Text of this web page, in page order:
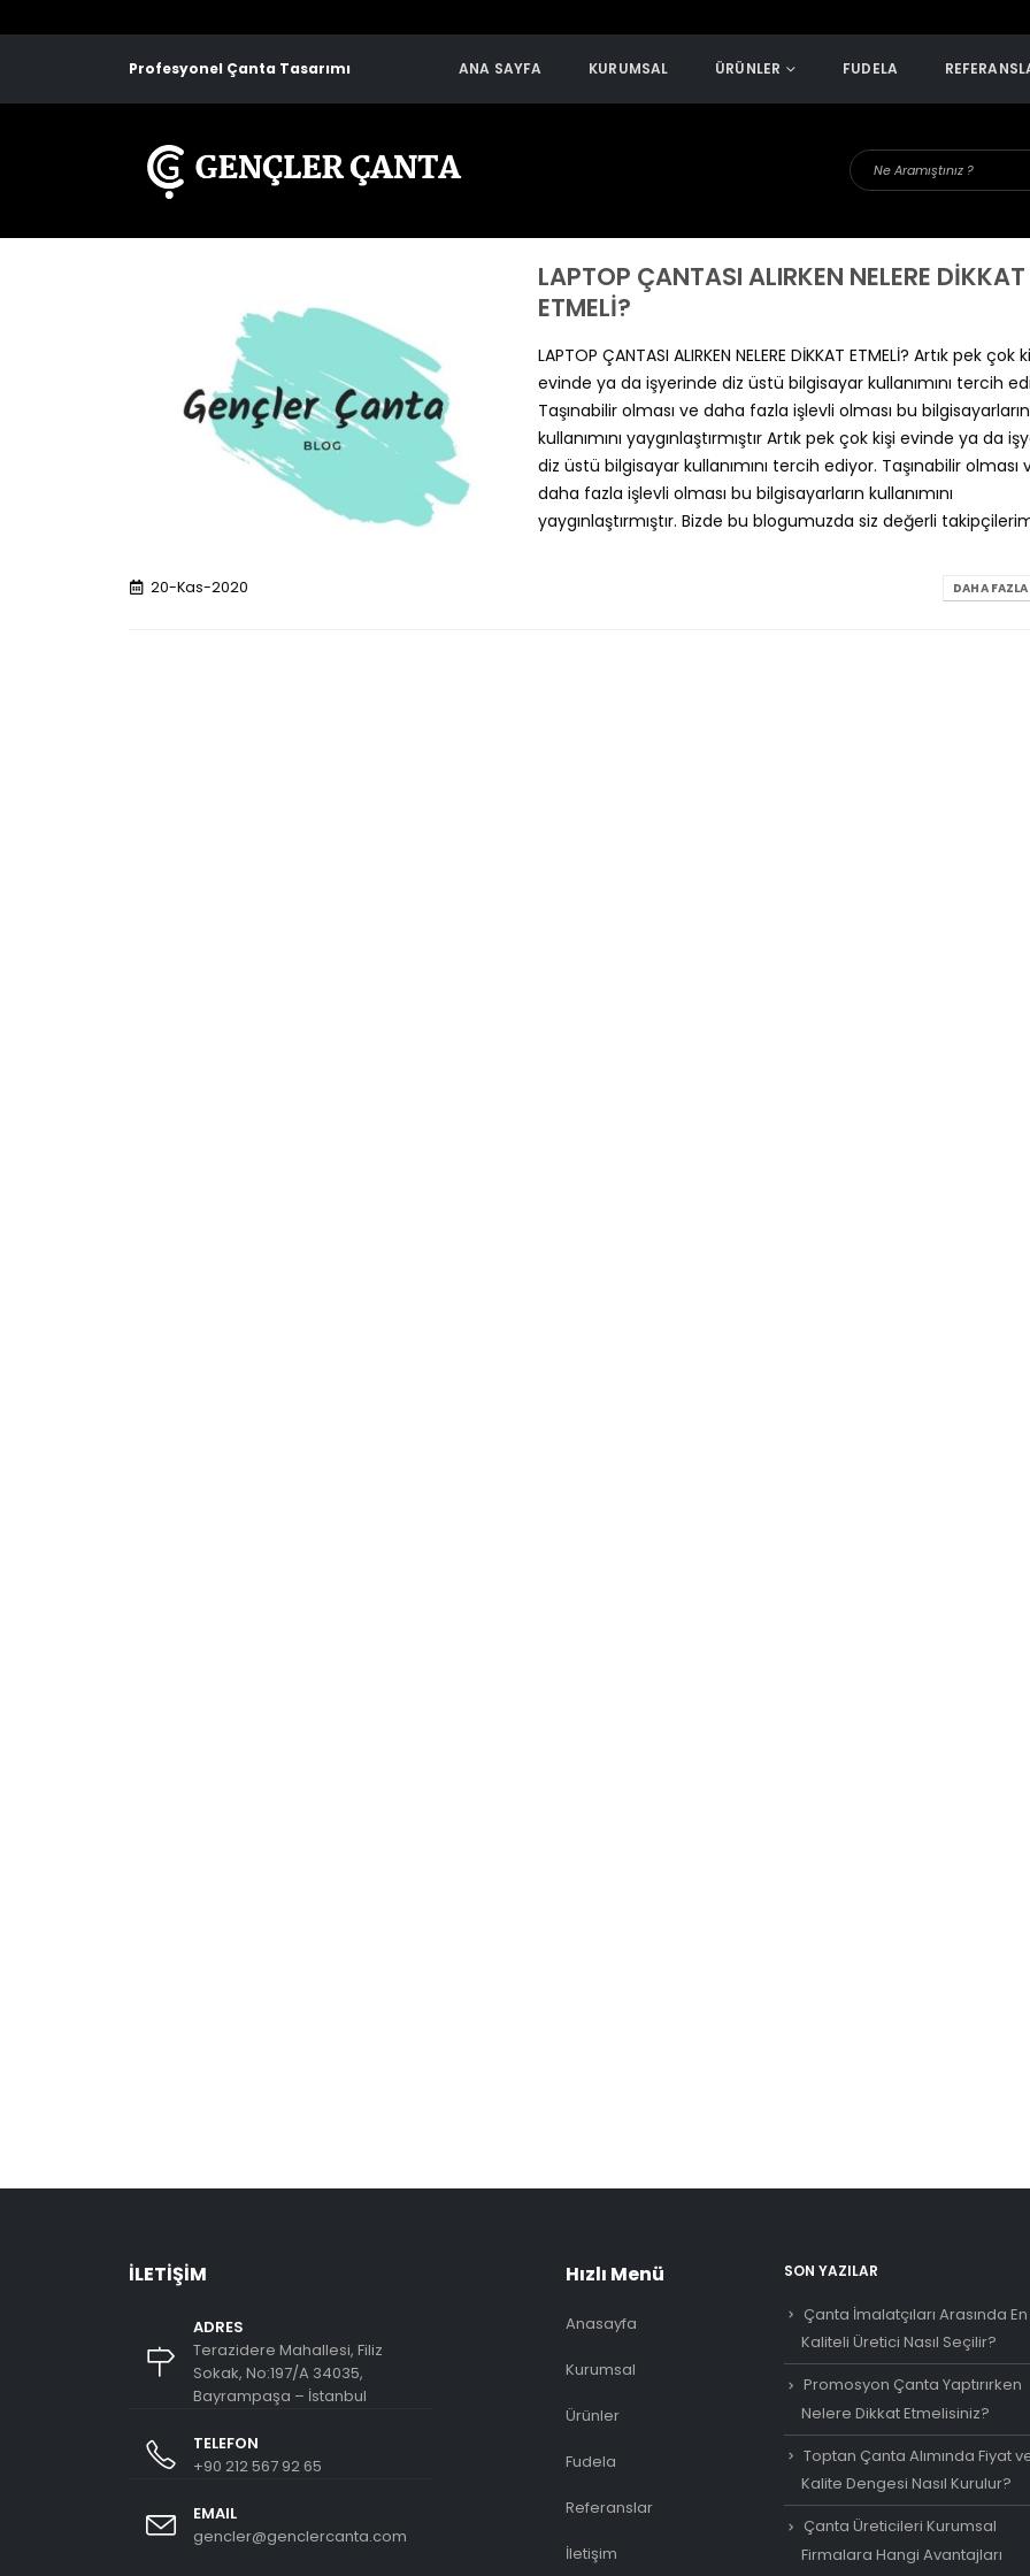
Profesyonel Çanta Tasarımı ANA SAYFA KURUMSAL ÜRÜNLER FUDELA
LAPTOP ÇANTASI ALIRKEN NELERE DİKKAT
ETMELİ?
LAPTOP ÇANTASI ALIRKEN NELERE DİKKAT ETMELİ? Artık pek çok
evinde ya da işyerinde diz üstü bilgisayar kullanımını tercih
Taşınabilir olması ve daha fazla işlevli olması bu bilgisayarların
kullanımını yaygınlaştırmıştır Artık pek çok kişi evinde ya da
diz üstü bilgisayar kullanımını tercih ediyor. Taşınabilir olması
daha fazla işlevli olması bu bilgisayarların kullanımını
yaygınlaştırmıştır. Bizde bu blogumuzda siz değerli
20-Kas-2020 DAHA
Çanta İmalatçıları Arasında En Kaliteli
Üretici Nasıl Seçilir?
Temmuz 24, 2026
Promosyon Çanta Yaptırırken Nelere Dikkat
Çanta Üreticileri Kurumsal Firmalara Hangi
Avantajları Sunuyor?
Temmuz 24, 2026
Promosyon Laptop Çanta Modelleri Neden
Markalar İçin Önemli?
Çanta İmalatçıları Arasında En
Üretici Nasıl Seçilir?
Temmuz 24, 2026
Promosyon Çanta Yaptırırken
İLETIŞIM
ADRES
Terazidere Mahallesi, Filiz
Sokak, No:197/A 34035,
Bayrampaşa – İstanbul
TELEFON
+90 212 567 92 65
EMAIL
gencler@genclercanta.com
Hızlı Menü
Anasayfa
Kurumsal
Ürünler
Fudela
Referanslar
İletişim
SON YAZILAR
Çanta İmalatçıları Arasında En
Kaliteli Üretici Nasıl Seçilir?
Promosyon Çanta Yaptırırken
Nelere Dikkat Etmelisiniz?
Toptan Çanta Alımında Fiyat
Kalite Dengesi Nasıl Kurulur?
Çanta Üreticileri Kurumsal
Firmalara Hangi Avantajları